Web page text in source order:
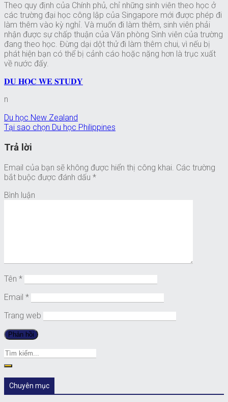
Theo quy định của Chính phủ, chỉ những sinh viên theo học ở
các trường đại học công lập của Singapore mới được phép đi
làm thêm vào kỳ nghỉ. Và muốn đi làm thêm, sinh viên phải
nhận được sự chấp thuận của Văn phòng Sinh viên của trường
đang theo học. Đừng dại dột thử đi làm thêm chui, vì nếu bị
phát hiện bạn có thể bị cảnh cáo hoặc nặng hơn là trục xuất
về nước đấy.
𝐃𝐔 𝐇𝐎̣𝐂 𝐖𝐄 𝐒𝐓𝐔𝐃𝐘
n
Du học New Zealand
Tại sao chọn Du học Philippines
Trả lời
Email của bạn sẽ không được hiển thị công khai. Các trường
bắt buộc được đánh dấu *
Bình luận
Tên *
Email *
Trang web
Chuyên mục